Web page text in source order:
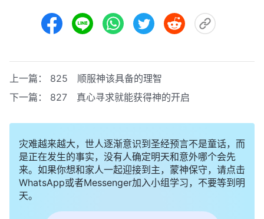
上一篇： 825 顺服神该具备的理智
下一篇： 827 真心寻求就能获得神的开启
灾难越来越大，世人逐渐意识到圣经预言不是童话，而
是正在发生的事实，没有人确定明天和意外哪个会先
来。如果你想和家人一起迎接到主，蒙神保守，请点击
WhatsApp或者Messenger加入小组学习，不要等到明
天。